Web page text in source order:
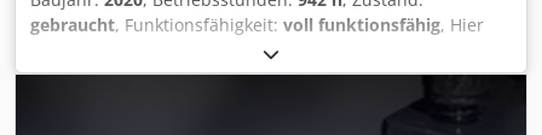
gebraucht, Funktionsfähigkeit: voll funktionsfähig, Hier
handelt es sich um einen Kombidämpfer CMP 201 in
Elektroausführung, des Premium Herstellers Rational,
Baujahr 2020, mit nur 942 Betriebsartenstunden. Das